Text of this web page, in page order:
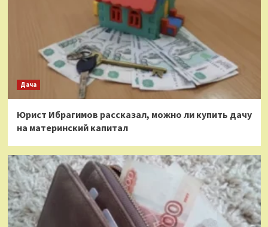
Дача
Юрист Ибрагимов рассказал, можно ли купить дачу
на материнский капитал